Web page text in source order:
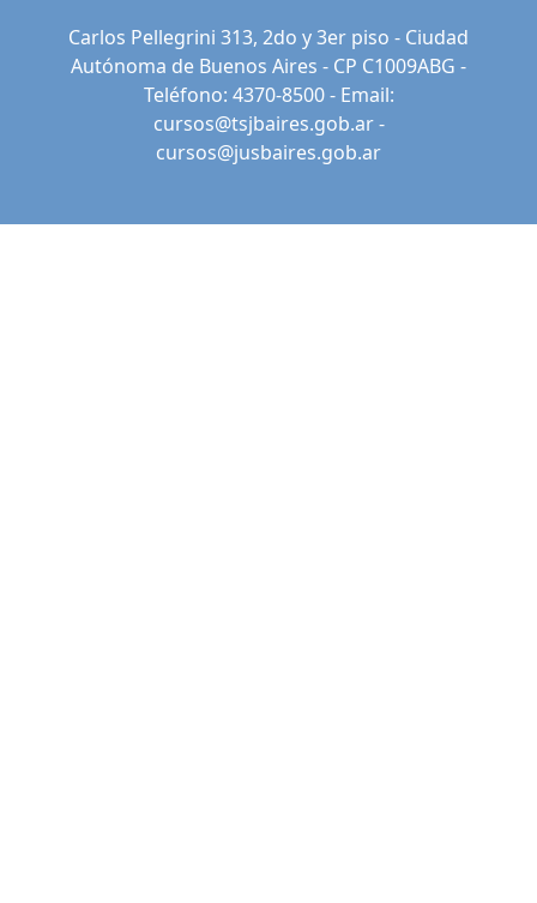
Carlos Pellegrini 313, 2do y 3er piso - Ciudad
Autónoma de Buenos Aires - CP C1009ABG -
Teléfono: 4370-8500 - Email:
cursos@tsjbaires.gob.ar-
cursos@jusbaires.gob.ar